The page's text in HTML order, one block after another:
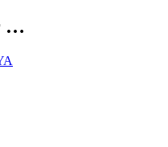
…